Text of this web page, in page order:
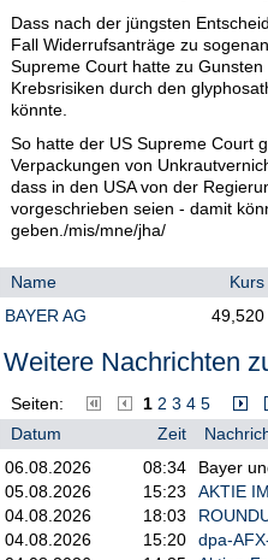
Dass nach der jüngsten
Fall Widerrufsanträge zu
Supreme Court hatte zu
Krebsrisiken durch den
könnte.
So hatte der US Supreme Court
Verpackungen von
dass in den USA von der
vorgeschrieben seien - damit
geben./mis/mne/jha/
Name
Kurs
BAYER AG
49,520
Weitere Nachrichten
Seiten: 1 2 3 4 5
Datum
Zeit
06.08.2026
08:34
Bayer
05.08.2026
15:23
AKTIE
04.08.2026
18:03
04.08.2026
15:20
dpa-